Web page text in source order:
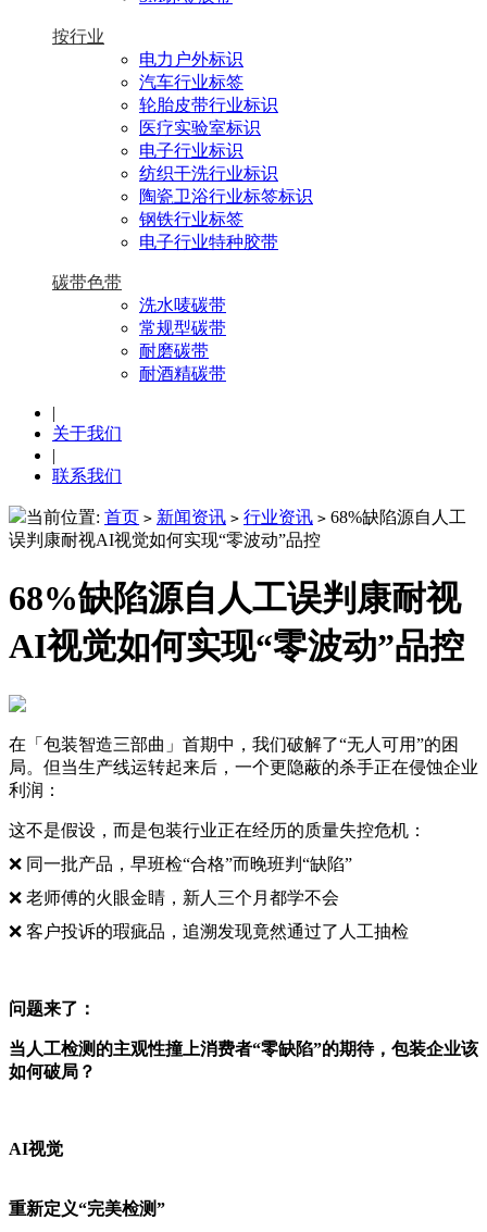
按行业
电力户外标识
汽车行业标签
轮胎皮带行业标识
医疗实验室标识
电子行业标识
纺织干洗行业标识
陶瓷卫浴行业标签标识
钢铁行业标签
电子行业特种胶带
碳带色带
洗水唛碳带
常规型碳带
耐磨碳带
耐酒精碳带
|
关于我们
|
联系我们
当前位置: 首页 > 新闻资讯 > 行业资讯 > 68%缺陷源自人工
误判康耐视AI视觉如何实现“零波动”品控
68%缺陷源自人工误判康耐视
AI视觉如何实现“零波动”品控
在「包装智造三部曲」首期中，我们破解了“无人可用”的困
局。但当生产线运转起来后，一个更隐蔽的杀手正在侵蚀企业
利润：
这不是假设，而是包装行业正在经历的质量失控危机：
❌ 同一批产品，早班检“合格”而晚班判“缺陷”
❌ 老师傅的火眼金睛，新人三个月都学不会
❌ 客户投诉的瑕疵品，追溯发现竟然通过了人工抽检
问题来了：
当人工检测的主观性撞上消费者“零缺陷”的期待，包装企业该
如何破局？
AI视觉
重新定义“完美检测”